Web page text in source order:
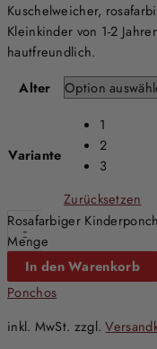
Kuschelweicher,
Kleinkinder von 1-2
hautfreundlich.
Alter
Variante
1
2
3
Zurücksetzen
-
Rosafarbiger
Menge
In den Warenkorb
Ponchos
inkl. MwSt. zzgl.